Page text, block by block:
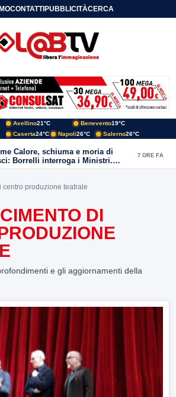
CONTATTIPUBBLICITÀCERCA
Avellino21°C Benevento19°C
Caserta24°C Napoli26°C Salerno26°C
Calore, schiuma e moria di
Borrelli interroga i Ministri.
paga l’assenza del
7 ORE FA
centro produzione teatrale
DI
e gli aggiornamenti della